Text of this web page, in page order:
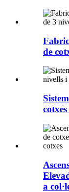
de
a